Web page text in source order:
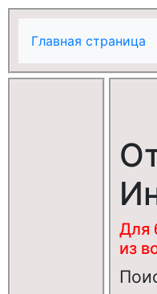
Главная страница
Для
из